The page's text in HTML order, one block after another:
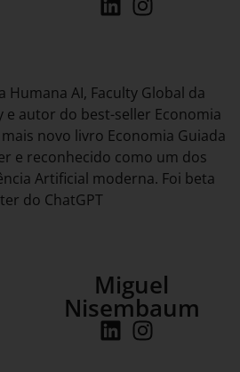
Humana AI, Faculty Global da
e autor do best-seller Economia
novo livro Economia Guiada
e reconhecido como um dos
Artificial moderna. Foi beta
do ChatGPT
Miguel
Nisembaum